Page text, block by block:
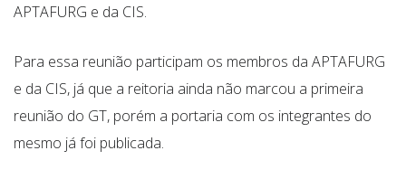
APTAFURG e da CIS.
Para essa reunião participam os membros da APTAFURG
e da CIS, já que a reitoria ainda não marcou a primeira
reunião do GT, porém a portaria com os integrantes do
mesmo já foi publicada.